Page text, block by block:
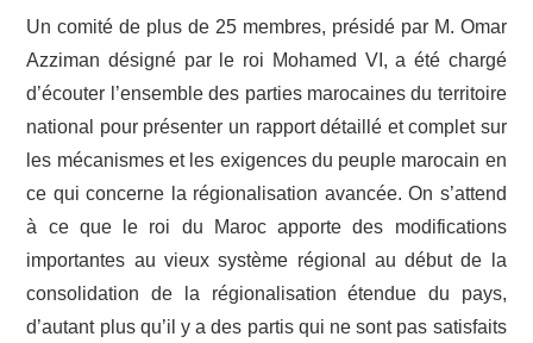
Un comité de plus de 25 membres, présidé par M. Omar
Azziman désigné par le roi Mohamed VI, a été chargé
d’écouter l’ensemble des parties marocaines du territoire
national pour présenter un rapport détaillé et complet sur
les mécanismes et les exigences du peuple marocain en
ce qui concerne la régionalisation avancée. On s’attend
à ce que le roi du Maroc apporte des modifications
importantes au vieux système régional au début de la
consolidation de la régionalisation étendue du pays,
d’autant plus qu’il y a des partis qui ne sont pas satisfaits